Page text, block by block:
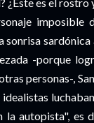
imposible
sonrisa
-porque
personas-,
la autopista", es